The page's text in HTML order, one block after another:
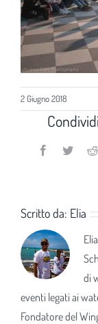
2 Giugno 2018
Facebook
Twitter
Scritto da: Elia
di
eventi legati ai
Fondatore del